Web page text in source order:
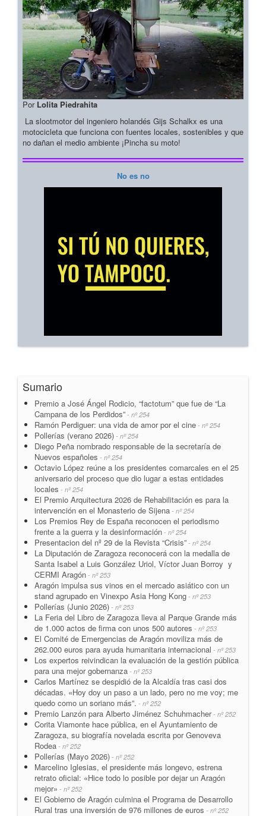
Por Lolita Piedrahita
La slootmotor del ingeniero holandés Gijs Schalkx es una
motocicleta que funciona con fuentes locales, sostenibles y que
no dañan el medio ambiente ¡Pincha su moto!
No es no
Sumario
Premio a José Ángel Rodicio, “factotum” que fue de “La
Campana de los Perdidos” - nº 254
Ramón Perdiguer: una vida de amor por el cine - nº 254
Pollerías (verano 2026) - nº 254
Diego Peña nombrado responsable de la secretaría de
Nuevos españoles - nº 254
Octavio López reúne a los presidentes comarcales en el 25
aniversario del proceso que dio lugar a estas entidades
locales - nº 254
El Premio Arquitectura 2026 de Rehabilitación es para la
intervención en el Monasterio de Sijena - nº 254
Los Premios Rey de España reconocen el periodismo
frente a la guerra y la desinformación - nº 254
Presentacion del nº 29 de la Revista “Crisis” - nº 254
La Diputación de Zaragoza reconocerá con la medalla de
Santa Isabel a Luis González Uriol, Víctor Juan Borroy y
CERMI Aragón - nº 253
Aragón impulsa sus vinos en el mercado asiático con un
stand agrupado en Vinexpo Asia Hong Kong - nº 253
Pollerías (Junio 2026) - nº 253
La Feria del Libro de Zaragoza lleva al Parque Grande más
de 1.000 actos de firma con unos 500 autores - nº 253
El Comité de Emergencias de Aragón moviliza más de
262.000 euros para ayuda humanitaria internacional - nº 253
Los expertos reivindican la evaluación de la gestión pública
para una mejor gobernanza - nº 253
Carlos Martínez se despidió de la Alcaldía tras casi dos
décadas. «Hoy doy un paso a un lado, pero no me voy; me
quedo como un soriano más”. - nº 252
Premio Lanzón para Alberto Jiménez Schuhmacher- nº 252
Corita Viamonte hace pública, en el Ayuntamiento de
Zaragoza, su biografía novelada escrita por Genoveva
Rodea - nº 252
Pollerías (Mayo 2026) - nº 252
Marcelino Iglesias, el presidente más longevo, estrena
retrato oficial: «Hice todo lo posible por dejar un Aragón
mejor» - nº 252
El Gobierno de Aragón culmina el Programa de Desarrollo
Rural tras una inversión de 976 millones de euros - nº 252